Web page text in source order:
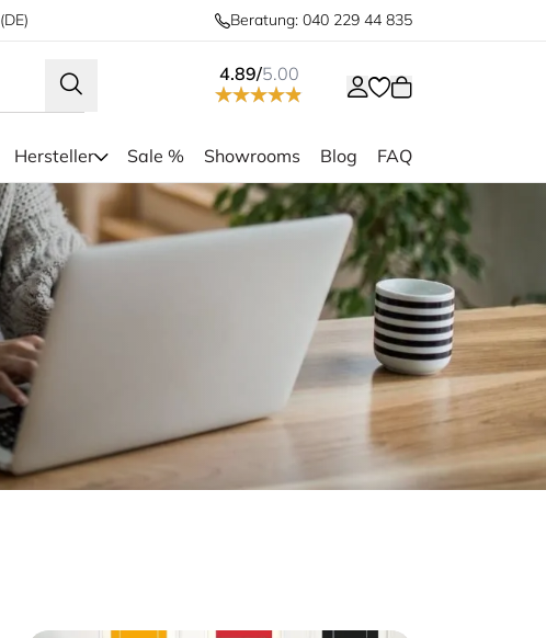
Beratung: 040 229 44 835
4.89/5.00
Hersteller Sale % Showrooms Blog FAQ